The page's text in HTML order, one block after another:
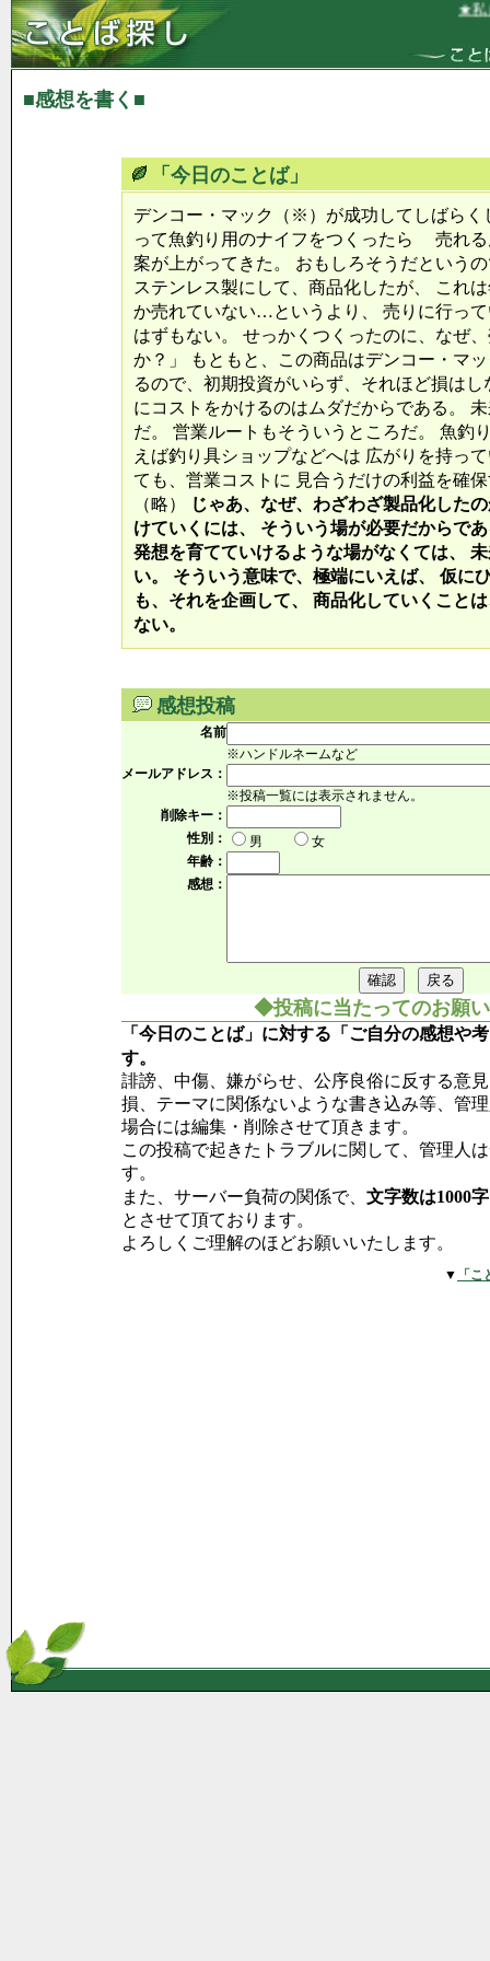
★私
■感想を書く■
「今日のことば」
デンコー・マック（※）が成功してしばらく
って魚釣り用のナイフをつくったら 売れる
案が上がってきた。 おもしろそうだという
ステンレス製にして、商品化したが、 これ
か売れていない…というより、 売りに行っ
はずもない。 せっかくつくったのに、なぜ
か？」 もともと、この商品はデンコー・マ
るので、初期投資がいらず、それほど損は
にコストをかけるのはムダだからである。
だ。 営業ルートもそういうところだ。 魚釣
えば釣り具ショップなどへは 広がりを持っ
ても、営業コストに 見合うだけの利益を確
（略）
じゃあ、なぜ、わざわざ製品化した
けていくには、 そういう場が必要だからで
発想を育てていけるような場がなくては、
い。 そういう意味で、極端にいえば、 仮に
も、それを企画して、 商品化していくこと
ない。
感想投稿
名前
※ハンドルネームなど
メールアドレス：
※投稿一覧には表示されません。
削除キー：
性別：
男
女
年齢：
感想：
◆投稿に当たってのお願
「今日のことば」に対する「ご自分の感想や
す。
誹謗、中傷、嫌がらせ、公序良俗に反する意
損、テーマに関係ないような書き込み等、管
場合には編集・削除させて頂きます。
この投稿で起きたトラブルに関して、管理人
す。
また、サーバー負荷の関係で、 文字数は1000
とさせて頂ております。
よろしくご理解のほどお願いいたします。
▼ 「